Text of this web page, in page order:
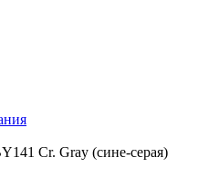
Cr. Gray (сине-серая)